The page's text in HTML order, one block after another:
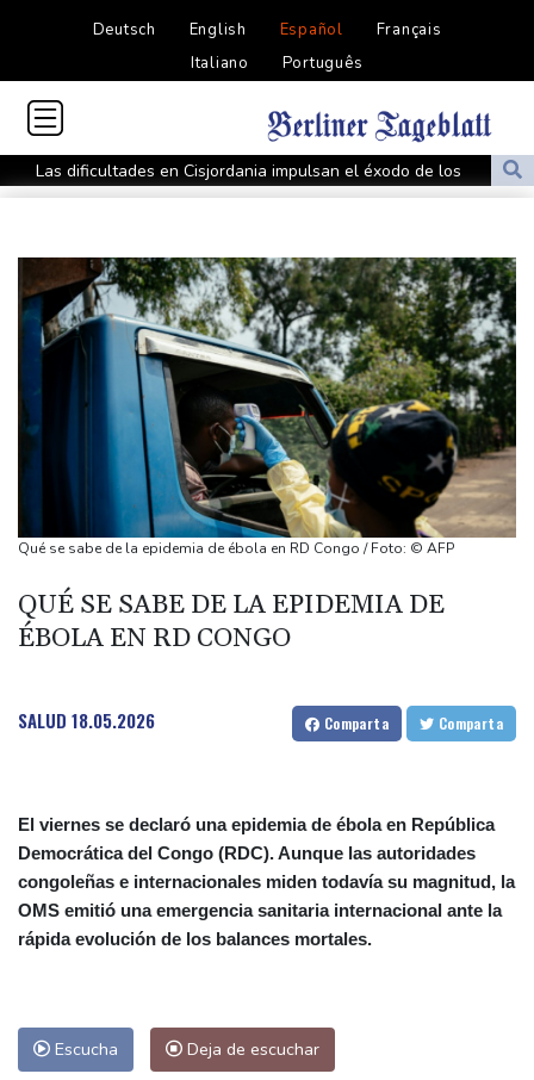
Deutsch English Español
Français
Italiano
Português
Las dificultades en Cisjordania impulsan el éxodo de los
cristianos palestinos
huido de los nazis
Nocturna y cafetera, la nueva especie de rana descubierta en
Costa Rica
De la Espriella: un showman pro-Trump es el nuevo presidente
de Colombia
Ataques de rebeldes hutíes dejan 10 muertos en región
petrolera de Yemen
España impone controles fronterizos a Italia en medio de crisis
por migrantes
De la Espriella: un millonario pro-Trump en la presidencia de
Colombia
Exabogado de Trump listo para ser confirmado como fiscal
Qué se sabe de la epidemia de ébola en RD Congo / Foto: © AFP
QUÉ SE SABE DE LA EPIDEMIA DE
ÉBOLA EN RD CONGO
SALUD 18.05.2026 Comparta Comparta
El viernes se declaró una epidemia de ébola en República
Democrática del Congo (RDC). Aunque las autoridades
congoleñas e internacionales miden todavía su magnitud, la
OMS emitió una emergencia sanitaria internacional ante la
rápida evolución de los balances mortales.
Escucha Deja de escuchar